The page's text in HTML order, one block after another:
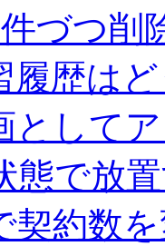
づつ削
履歴は
として
態で放
契約数